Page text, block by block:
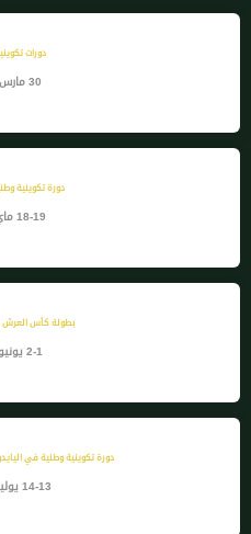
دورات
30 مارس 2024
دورة تكوينية
18-19 ماي 2024
بطولة كأس العرش
2-1 يونيو 2024
دورة تكوينية وطنية في
14-13 يوليوز 2024